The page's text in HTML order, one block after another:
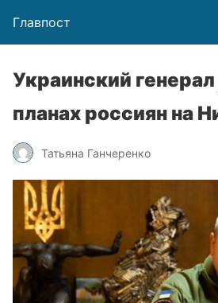
Главпост
Украинский
планах россиян на
Татьяна Ганчеренко